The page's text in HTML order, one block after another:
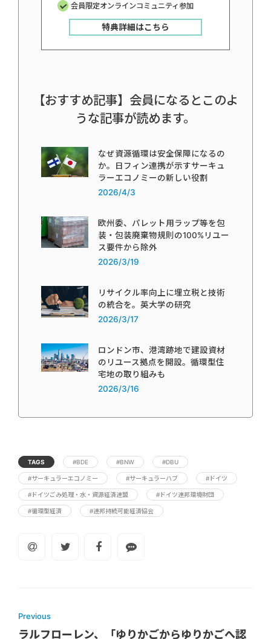
会員限定オンラインコミュニティ参加
特典詳細はこちら
【おすすめ記事】会員になるとこのよ
うな記事が読めます。
なぜ資源循環は安全保障になるの
か。日フィン連携が示すサーキュ
ラーエコノミーの新しい役割
2026/4/3
欧州委、パレット用ラップ等を包
装・包装廃棄物規則の100%リユー
ス要件から除外
2026/3/19
リサイクル率向上に埋立税と技術
の統合を。英大学の研究
2026/3/17
ロンドン市、港湾跡地で建設資材
のリユース拠点を開設。循環型住
宅地の取り組みも
2026/3/16
TAGS #BDE #BNW #DBU
#サーキュラーエコノミー #サーキュラーハブ #ドイツ
#ドイツごみ処理・水・資源経済連盟 #ドイツ連邦環境財団
#循環型経済 #連邦持続可能経済協会
Previous
ラルフローレン、「ゆりかごからゆりかごへ認